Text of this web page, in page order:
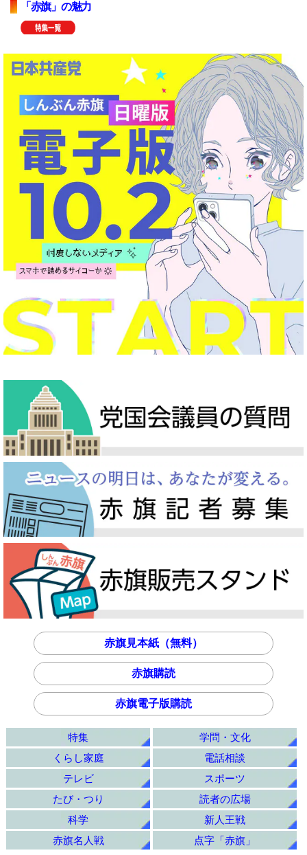
「赤旗」の魅力
赤旗見本紙（無料）
赤旗購読
赤旗電子版購読
特集
学問・文化
くらし家庭
電話相談
テレビ
スポーツ
たび・つり
読者の広場
科学
新人王戦
赤旗名人戦
点字「赤旗」